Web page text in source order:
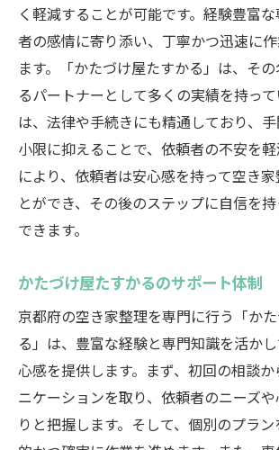
く軽減することが可能です。経験豊富
者の感情に寄り添い、丁寧かつ迅速に
ます。「かたづけ屋たすかる」は、そ
るパートナーとして多くの実績を持っ
は、法律や手続きにも精通しており、
小限に抑えることで、依頼者の不安を
により、依頼者は安心感を持って空き
とができ、その後のステップに自信を
できます。
かたづけ屋たすかるのサポート体制
京都府の空き家整理を専門に行う「か
る」は、豊富な経験と専門知識を活か
心感を提供します。まず、初回の相談
ニケーションを取り、依頼者のニーズ
りと把握します。そして、個別のプラ